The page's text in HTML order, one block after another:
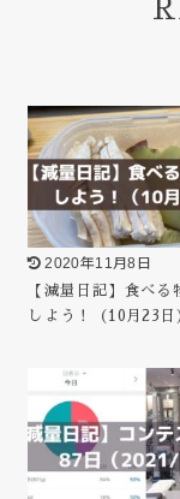
2020年11月8日
【減量日記】食べる
しよう！（10月23日